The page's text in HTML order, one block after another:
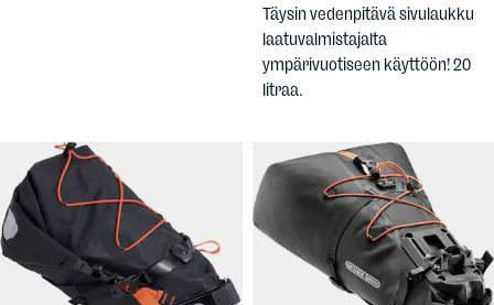
Täysin vedenpitävä sivulaukku
laatuvalmistajalta
ympärivuotiseen käyttöön! 20
litraa.